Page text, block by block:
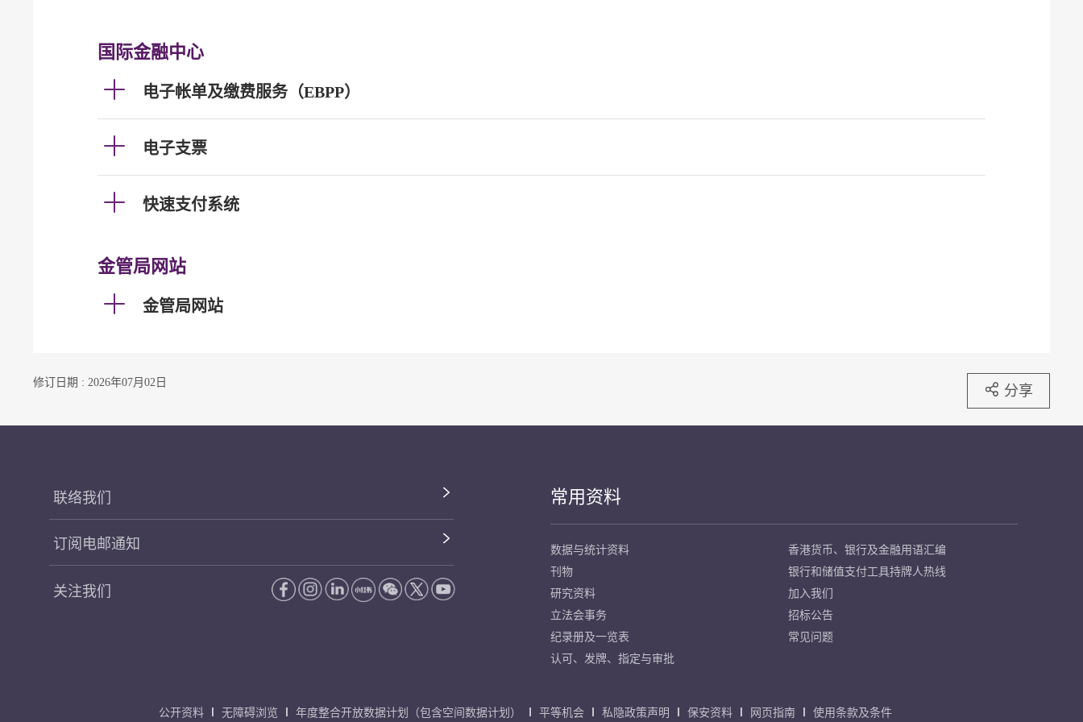
国际金融中心
电子帐单及缴费服务（EBPP）
电子支票
快速支付系统
金管局网站
金管局网站
修订日期 : 2026年07月02日 分享
联络我们
订阅电邮通知
关注我们
常用资料
数据与统计资料
刊物
研究资料
立法会事务
纪录册及一览表
认可、发牌、指定与审批
香港货币、银行及金融用语汇编
银行和储值支付工具持牌人热线
加入我们
招标公告
常见问题
公开资料 无障碍浏览 年度整合开放数据计划（包含空间数据计划） 平等机会 私隐政策声明 保安资料 网页指南 使用条款及条件